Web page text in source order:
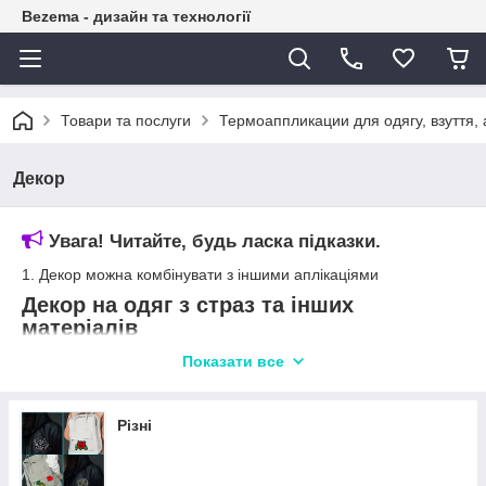
Bezema - дизайн та технології
Товари та послуги Термоаппликации для одягу, взуття,
Декор
Увага! Читайте, будь ласка підказки.
1. Декор можна комбінувати з іншими аплікаціями
Декор на одяг з страз та інших
матеріалів
Аплікації у вигляді візерунків і орнаментів вважаються
для будь-якого стилю і використовувати не тільки для одягу,
але і для взуття, аксесуарів - шарфів, сумок, шапок, хусточок
або рукавичок.
Показати все
Різні